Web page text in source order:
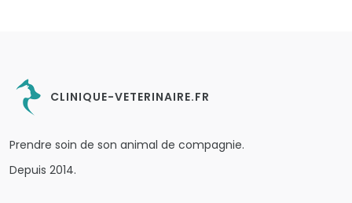
CLINIQUE-VETERINAIRE.FR
Prendre soin de son animal de compagnie.
Depuis 2014.